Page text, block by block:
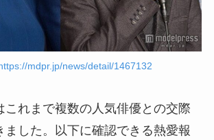
mdpr.jp/news/detail/1467132
これまで複数の人気俳優との交際
ました。以下に確認できる熱愛報